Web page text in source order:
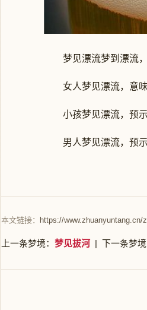
梦见漂流梦到漂流，
女人梦见漂流，意味
小孩梦见漂流，预示
男人梦见漂流，预示
本文链接： https://www.zhuanyuntang.cn/
上一条梦境： 梦见拔河 | 下一条梦境